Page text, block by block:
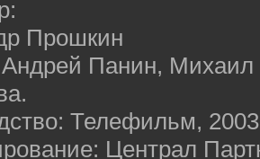
Прошкин
Панин,
Телефильм, 2003
Централ